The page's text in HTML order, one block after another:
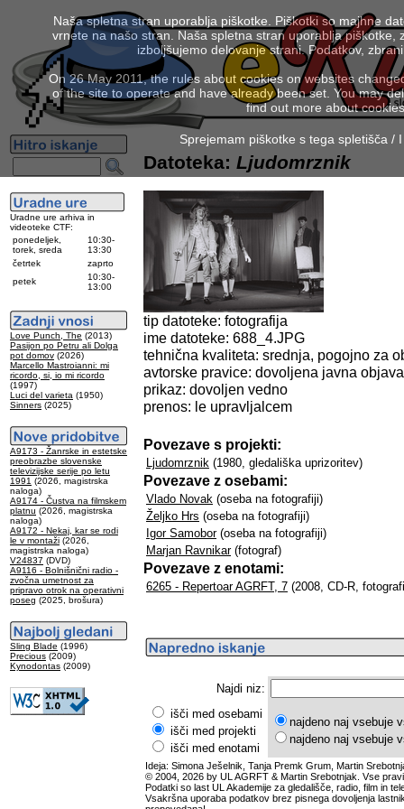
Uradne ure arhiva in
videoteke CTF:
ponedeljek,
torek, sreda
10:30-
13:30
četrtek
zaprto
petek
10:30-
13:00
Love Punch, The (2013)
Pasijon po Petru ali Dolga
pot domov (2026)
Marcello Mastroianni: mi
ricordo, si, io mi ricordo
(1997)
Luci del varieta (1950)
Sinners (2025)
A9173 - Žanrske in estetske
preobrazbe slovenske
televizijske serije po letu
1991 (2026, magistrska
naloga)
A9174 - Čustva na filmskem
platnu (2026, magistrska
naloga)
A9172 - Nekaj, kar se rodi
le v montaži (2026,
magistrska naloga)
V24837 (DVD)
A9116 - Bolnišnični radio -
zvočna umetnost za
pripravo otrok na operativni
poseg (2025, brošura)
Sling Blade (1996)
Precious (2009)
Kynodontas (2009)
Datoteka: Ljudomrznik
tip datoteke: fotografija
ime datoteke: 688_4.JPG
tehnična kvaliteta: srednja, pogojno za
avtorske pravice: dovoljena javna objava
prikaz: dovoljen vedno
prenos: le upravljalcem
Povezave s projekti:
Ljudomrznik (1980, gledališka uprizoritev)
Povezave z osebami:
Vlado Novak (oseba na fotografiji)
Željko Hrs (oseba na fotografiji)
Igor Samobor(oseba na fotografiji)
Marjan Ravnikar(fotograf)
Povezave z enotami:
6265 - Repertoar AGRFT, 7 (2008, CD-R,
Najdi niz:
išči med osebami
išči med projekti
išči med enotami
najdeno naj vsebuje
najdeno naj vsebuje
Ideja: Simona Ješelnik, Tanja Premk Grum, Martin
© 2004, 2026 by UL AGRFT & Martin Srebotnjak. Vse
Podatki so last UL Akademije za gledališče, radio, film in
Vsakršna uporaba podatkov brez pisnega dovoljenja
Naša spletna stran uporablja piškotke. Piškotki so majhne
vrnete na našo stran. Naša spletna stran uporablja
izboljšujemo delovanje strani. Podatkov,
On 26 May 2011, the rules about cookies on websites
of the site to operate and have already been set. You may
find out more about
Sprejemam piškotke s tega spletišča /